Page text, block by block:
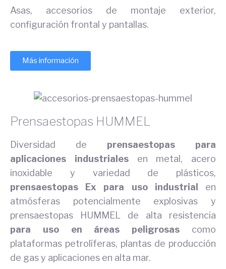
Asas, accesorios de montaje exterior,
configuración frontal y pantallas.
Más información
Prensaestopas HUMMEL
Diversidad de prensaestopas para
aplicaciones industrialesen metal, acero
inoxidable y variedad de plásticos,
prensaestopas Ex para uso industrial
en
atmósferas potencialmente explosivas y
prensaestopas HUMMEL de alta resistencia
para uso en áreas peligrosas como
plataformas petrolíferas, plantas de producción
de gas y aplicaciones en alta mar.